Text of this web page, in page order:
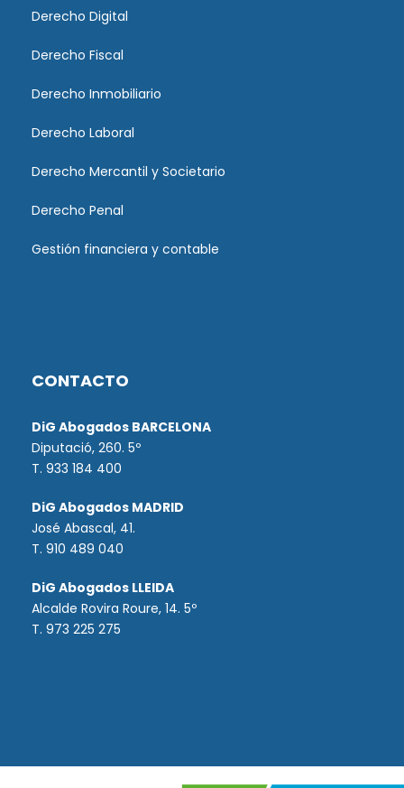
Derecho Digital
Derecho Fiscal
Derecho Inmobiliario
Derecho Laboral
Derecho Mercantil y Societario
Derecho Penal
Gestión financiera y contable
CONTACTO
DiG Abogados BARCELONA
Diputació, 260. 5º
T. 933 184 400
DiG Abogados MADRID
José Abascal, 41.
T. 910 489 040
DiG Abogados LLEIDA
Alcalde Rovira Roure, 14. 5º
T. 973 225 275